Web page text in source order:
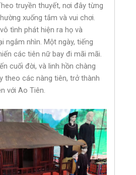
truyền thuyết, nơi đây từng
xuống tắm và vui chơi.
tình phát hiện ra họ và
ngắm nhìn. Một ngày, tiếng
các tiên nữ bay đi mãi mãi.
cuối đời, và linh hồn chàng
theo các nàng tiên, trở thành
với Ao Tiên.